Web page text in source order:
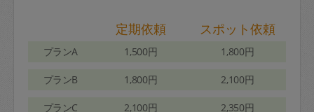
定期依頼 スポット依頼
プランA 1,500円 1,800円
プランB 1,800円 2,100円
プランC 2,100円 2,350円